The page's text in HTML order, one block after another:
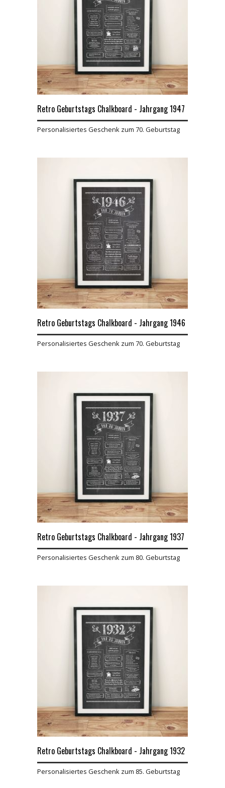
Retro Geburtstags Chalkboard - Jahrgang 1947
Personalisiertes Geschenk zum 70. Geburtstag
Retro Geburtstags Chalkboard - Jahrgang 1946
Personalisiertes Geschenk zum 70. Geburtstag
Retro Geburtstags Chalkboard - Jahrgang 1937
Personalisiertes Geschenk zum 80. Geburtstag
Retro Geburtstags Chalkboard - Jahrgang 1932
Personalisiertes Geschenk zum 85. Geburtstag